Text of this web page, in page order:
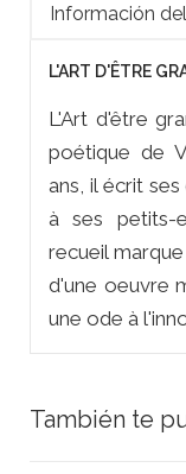
Información
L'ART D'ÊTRE
L'Art d'être
poétique de
ans, il écrit
à ses petits-
recueil
d'une oeuvre
une ode à
También te